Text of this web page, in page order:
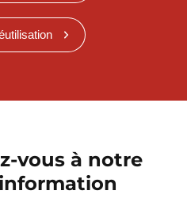
vous à notre